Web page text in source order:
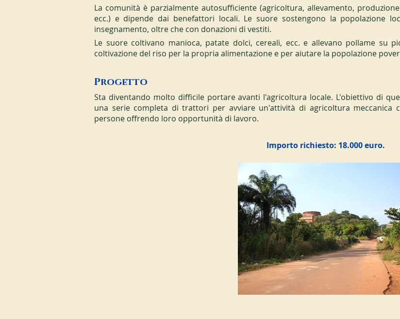
La comunità è parzialmente autosufficiente (agricoltura, allevamento,
ecc.) e dipende dai benefattori locali. Le suore sostengono la popolazione
insegnamento, oltre che con donazioni di vestiti.
Le suore coltivano manioca, patate dolci, cereali, ecc. e allevano pollame su
coltivazione del riso per la propria alimentazione e per aiutare la popolazione
Progetto
Sta diventando molto difficile portare avanti l'agricoltura locale. L'obiettivo di
una serie completa di trattori per avviare un'attività di agricoltura meccanica
persone offrendo loro opportunità di lavoro.
Importo richiesto: 18.000 euro.